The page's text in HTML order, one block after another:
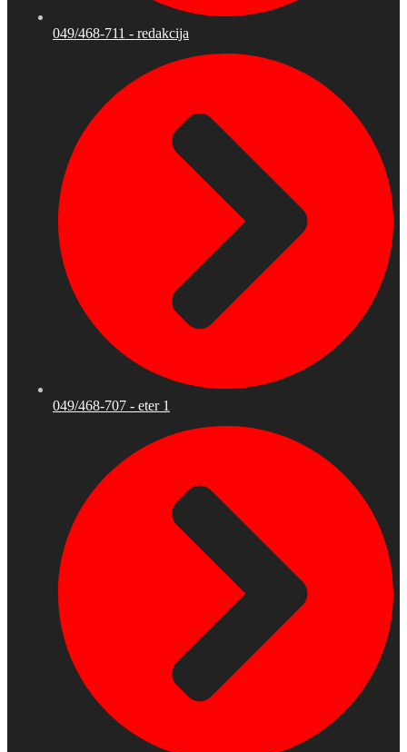
049/468-711 - redakcija
049/468-707 - eter 1